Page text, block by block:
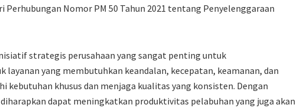
Perhubungan Nomor PM 50 Tahun 2021 tentang Penyelenggaraan
strategis perusahaan yang sangat penting untuk
layanan yang membutuhkan keandalan, kecepatan, keamanan, dan
khusus dan menjaga kualitas yang konsisten. Dengan
dapat meningkatkan produktivitas pelabuhan yang juga akan